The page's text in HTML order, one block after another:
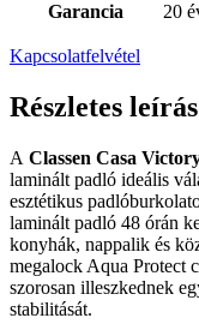
Garancia 20
Kapcsolatfelvétel
Részletes leírás
A Classen Casa
laminált padló ideális
esztétikus
laminált padló 48 órán
konyhák, nappalik és
megalock Aqua Protect
szorosan illeszkednek
stabilitását.